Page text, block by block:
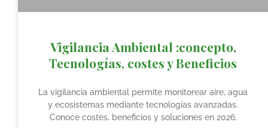
Vigilancia Ambiental :concepto,
Tecnologías, costes y Beneficios
La vigilancia ambiental permite monitorear aire, agua
y ecosistemas mediante tecnologías avanzadas.
Conoce costes, beneficios y soluciones en 2026.